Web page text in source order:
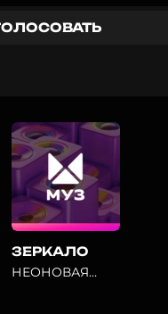
ЗЕРКАЛО
НЕОНОВАЯ